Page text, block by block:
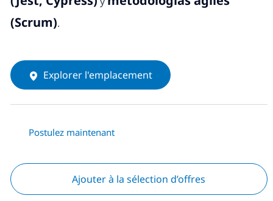
(Scrum).
Explorer l'emplacement
Postulez maintenant
Ajouter à la sélection d’offres